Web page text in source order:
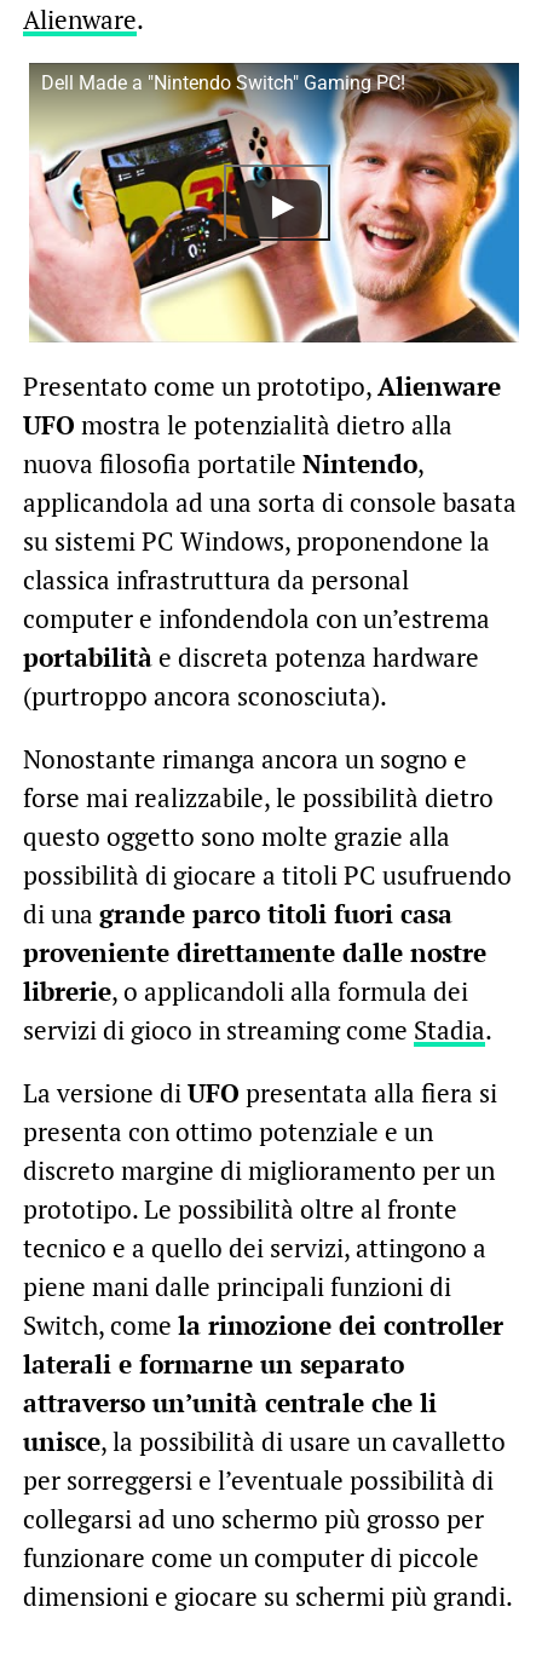
Alienware.
Dell Made a "Nintendo Switch" Gaming PC!
Presentato come un prototipo,Alienware
UFO mostra le potenzialità dietro alla
nuova filosofia portatile Nintendo,
applicandola ad una sorta di console basata
su sistemi PC Windows, proponendone la
classica infrastruttura da personal
computer e infondendola con un’estrema
portabilitàe discreta potenza hardware
(purtroppo ancora sconosciuta).
Nonostante rimanga ancora un sogno e
forse mai realizzabile, le possibilità dietro
questo oggetto sono molte grazie alla
possibilità di giocare a titoli PC usufruendo
di una grande parco titoli fuori casa
proveniente direttamente dalle nostre
librerie, o applicandoli alla formula dei
servizi di gioco in streaming come Stadia.
La versione diUFO presentata alla fiera si
presenta con ottimo potenziale e un
discreto margine di miglioramento per un
prototipo. Le possibilità oltre al fronte
tecnico e a quello dei servizi, attingono a
piene mani dalle principali funzioni di
Switch, come la rimozione dei controller
laterali e formarne un separato
attraverso un’unità centrale che li
unisce, la possibilità di usare un cavalletto
per sorreggersi e l’eventuale possibilità di
collegarsi ad uno schermo più grosso per
funzionare come un computer di piccole
dimensioni e giocare su schermi più grandi.